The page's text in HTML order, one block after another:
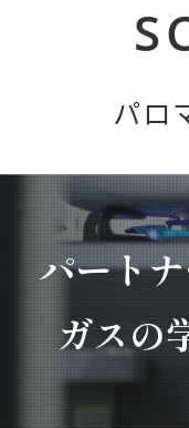
パロ
パート
ガスの